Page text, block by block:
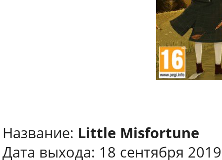
Название: Little Misfortune
Дата выхода: 18 сентября 2019